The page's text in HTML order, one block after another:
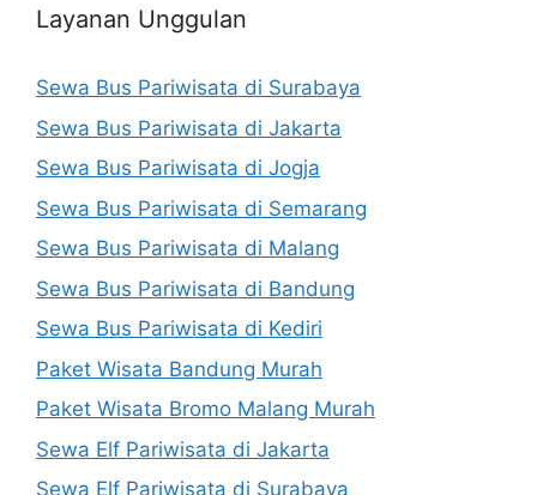
Layanan Unggulan
Sewa Bus Pariwisata di Surabaya
Sewa Bus Pariwisata di Jakarta
Sewa Bus Pariwisata di Jogja
Sewa Bus Pariwisata di Semarang
Sewa Bus Pariwisata di Malang
Sewa Bus Pariwisata di Bandung
Sewa Bus Pariwisata di Kediri
Paket Wisata Bandung Murah
Paket Wisata Bromo Malang Murah
Sewa Elf Pariwisata di Jakarta
Sewa Elf Pariwisata di Surabaya